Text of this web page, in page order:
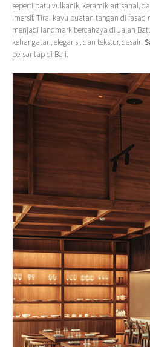
seperti batu vulkanik, keramik artisanal,
imersif. Tirai kayu buatan tangan di
menjadi landmark bercahaya di Jalan
kehangatan, elegansi, dan tekstur, desain
bersantap di Bali.